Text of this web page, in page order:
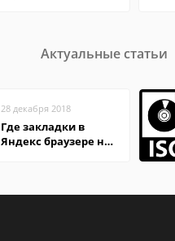
Актуальные статьи
28 декабря 2018
Где закладки в
Яндекс браузере на